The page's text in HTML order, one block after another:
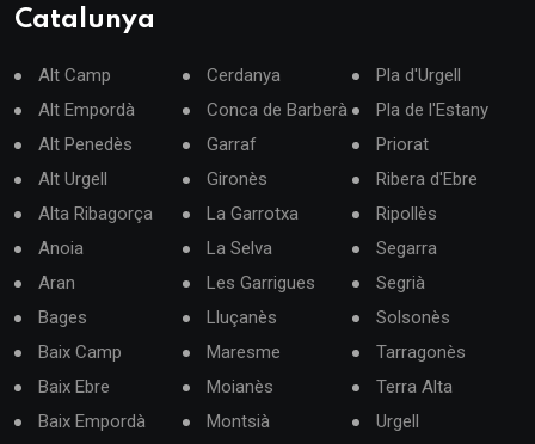
Catalunya
Alt Camp
Alt Empordà
Alt Penedès
Alt Urgell
Alta Ribagorça
Anoia
Aran
Bages
Baix Camp
Baix Ebre
Baix Empordà
Cerdanya
Conca de Barberà
Garraf
Gironès
La Garrotxa
La Selva
Les Garrigues
Lluçanès
Maresme
Moianès
Montsià
Pla d'Urgell
Pla de l'Estany
Priorat
Ribera d'Ebre
Ripollès
Segarra
Segrià
Solsonès
Tarragonès
Terra Alta
Urgell